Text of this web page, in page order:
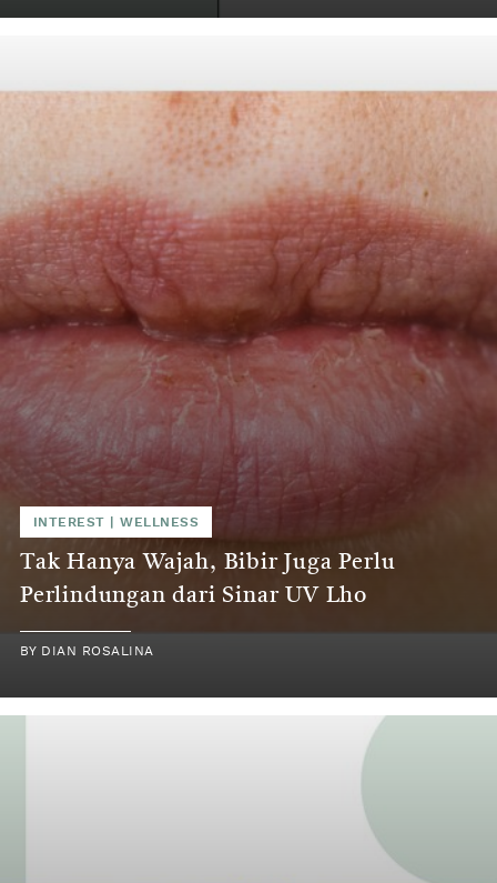
INTEREST |WELLNESS
Tak Hanya Wajah, Bibir Juga Perlu
Perlindungan dari Sinar UV Lho
BY DIAN ROSALINA